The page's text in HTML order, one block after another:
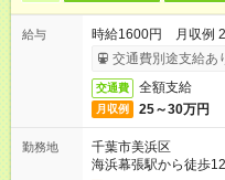
給与
時給1600円 月収例
交通費別途支給あ
交通費 全額支給
月収例 25～30万円
勤務地
千葉市美浜区
海浜幕張駅から徒歩